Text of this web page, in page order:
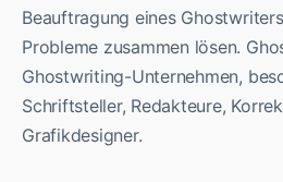
Beauftragung eines
Probleme zusammen lösen.
Ghostwriting-Unternehmen,
Schriftsteller, Redakteure,
Grafikdesigner.